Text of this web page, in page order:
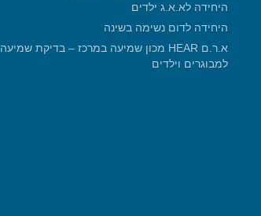
היחידה לא.א.ג ילדים
היחידה לדום נשימה בשינה
א.ר.ם HEAR מכון שמיעה במרכז – בדיקת שמיעה
למבוגרים וילדים